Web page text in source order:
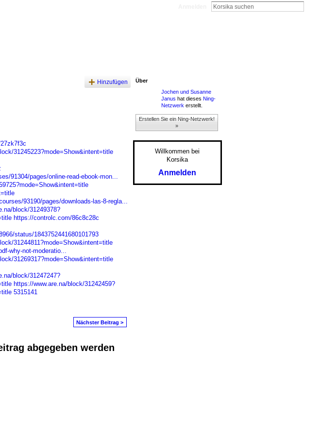
Hinzufügen
31245223?mode=Show&intent=title
91304/pages/online-read-ebook-mon...
93190/pages/downloads-las-8-regla...
block/31249378?
https://controlc.com/86c8c28c
status/1843752441680101793
31244811?mode=Show&intent=title
why-not-moderatio...
31269317?mode=Show&intent=title
block/31247247?
https://www.are.na/block/31242459?
5315141
Nächster Beitrag >
abgegeben werden
Über
Jochen und Susanne
Janus hat dieses Ning-
Netzwerk erstellt.
Erstellen Sie ein Ning-Netzwerk!
»
Willkommen bei
Korsika
Anmelden